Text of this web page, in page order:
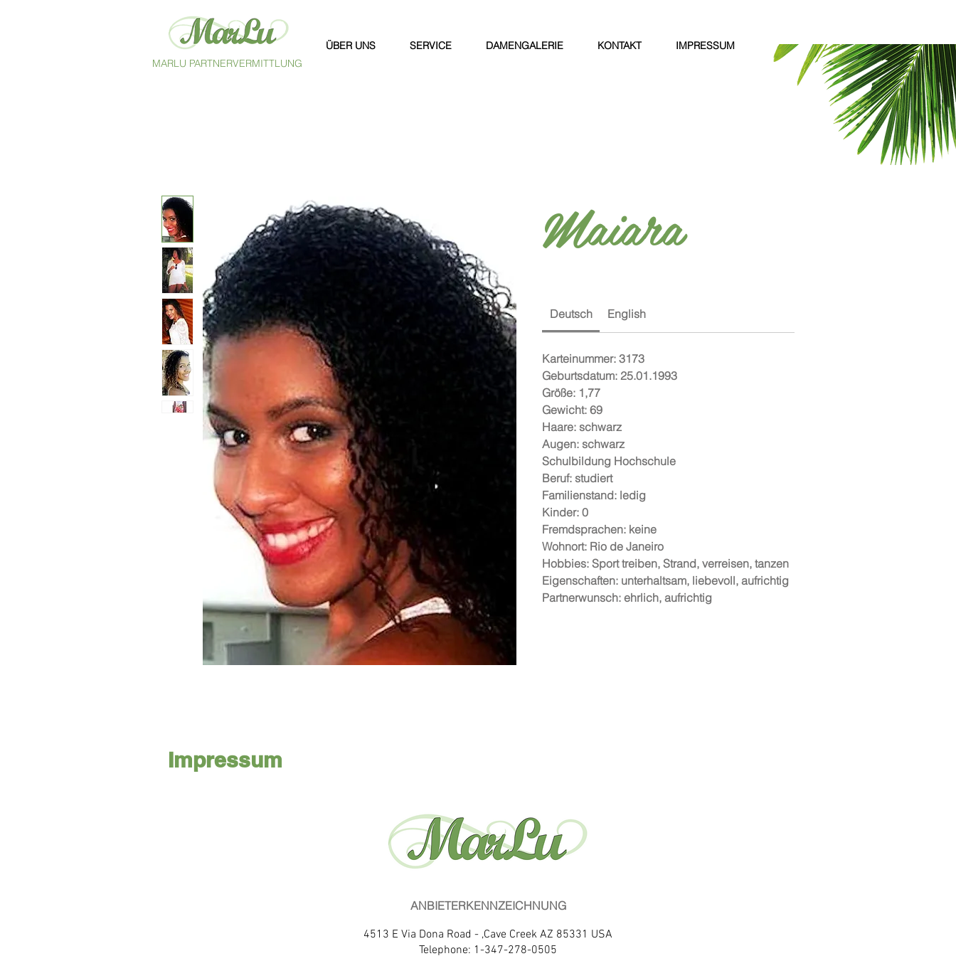
MARLU PARTNERVERMITTLUNG
ÜBER UNS SERVICE DAMENGALERIE KONTAKT IMPRESSUM
Maiara
Deutsch English
Karteinummer: 3173
Geburtsdatum: 25.01.1993
Größe: 1,77
Gewicht: 69
Haare: schwarz
Augen: schwarz
Schulbildung Hochschule
Beruf: studiert
Familienstand: ledig
Kinder: 0
Fremdsprachen: keine
Wohnort: Rio de Janeiro
Hobbies: Sport treiben, Strand, verreisen, tanzen
Eigenschaften: unterhaltsam, liebevoll, aufrichtig
Partnerwunsch: ehrlich, aufrichtig
ANBIETERKENNZEICHNUNG
4513 E Via Dona Road - ,Cave Creek AZ 85331 USA
Telephone: 1-347-278-0505
Impressum